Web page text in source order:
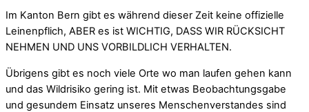
Im Kanton Bern gibt es während dieser Zeit keine offizielle
Leinenpflich, ABER es ist WICHTIG, DASS WIR RÜCKSICHT
NEHMEN UND UNS VORBILDLICH VERHALTEN.
Übrigens gibt es noch viele Orte wo man laufen gehen kann
und das Wildrisiko gering ist. Mit etwas Beobachtungsgabe
und gesundem Einsatz unseres Menschenverstandes sind